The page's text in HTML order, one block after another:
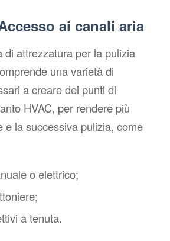
ai canali aria
di attrezzatura per la pulizia
una varietà di
a creare dei punti di
HVAC, per rendere più
e la successiva pulizia, come
o elettrico;
a tenuta.